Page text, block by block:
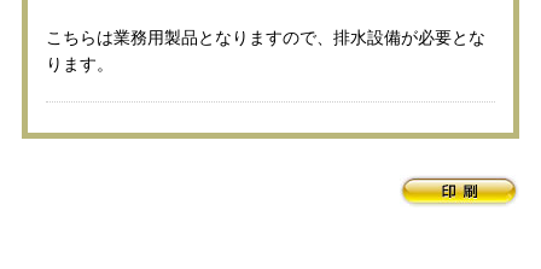
こちらは業務用製品となりますので、排水設備が必要とな
ります。